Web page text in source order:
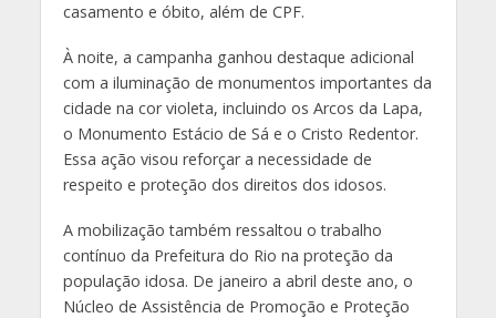
casamento e óbito, além de CPF.
À noite, a campanha ganhou destaque adicional
com a iluminação de monumentos importantes da
cidade na cor violeta, incluindo os Arcos da Lapa,
o Monumento Estácio de Sá e o Cristo Redentor.
Essa ação visou reforçar a necessidade de
respeito e proteção dos direitos dos idosos.
A mobilização também ressaltou o trabalho
contínuo da Prefeitura do Rio na proteção da
população idosa. De janeiro a abril deste ano, o
Núcleo de Assistência de Promoção e Proteção